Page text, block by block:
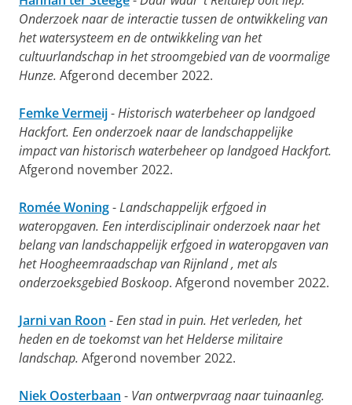
Onderzoek naar de interactie tussen de ontwikkeling van
het watersysteem en de ontwikkeling van het
cultuurlandschap in het stroomgebied van de voormalige
Hunze. Afgerond december 2022.
Femke Vermeij-Historisch waterbeheer op landgoed
Hackfort. Een onderzoek naar de landschappelijke
impact van historisch waterbeheer op landgoed Hackfort.
Afgerond november 2022.
Romée Woning-Landschappelijk erfgoed in
wateropgaven. Een interdisciplinair onderzoek naar het
belang van landschappelijk erfgoed in wateropgaven van
het Hoogheemraadschap van Rijnland , met als
onderzoeksgebied Boskoop. Afgerond november 2022.
Jarni van Roon -Een stad in puin. Het verleden, het
heden en de toekomst van het Helderse militaire
landschap. Afgerond november 2022.
Niek Oosterbaan - Van ontwerpvraag naar tuinaanleg.